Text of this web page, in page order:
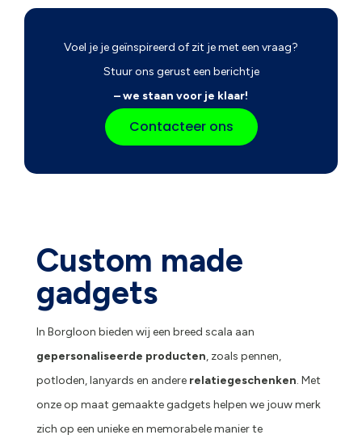
Voel je je geïnspireerd of zit je met een vraag?
Stuur ons gerust een berichtje
– we staan voor je klaar!
Contacteer ons
Custom made
gadgets
In Borgloon bieden wij een breed scala aan
gepersonaliseerde producten, zoals pennen,
potloden, lanyards en andere relatiegeschenken. Met
onze op maat gemaakte gadgets helpen we jouw merk
zich op een unieke en memorabele manier te